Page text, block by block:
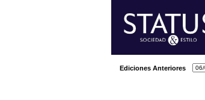
Ediciones Anteriores